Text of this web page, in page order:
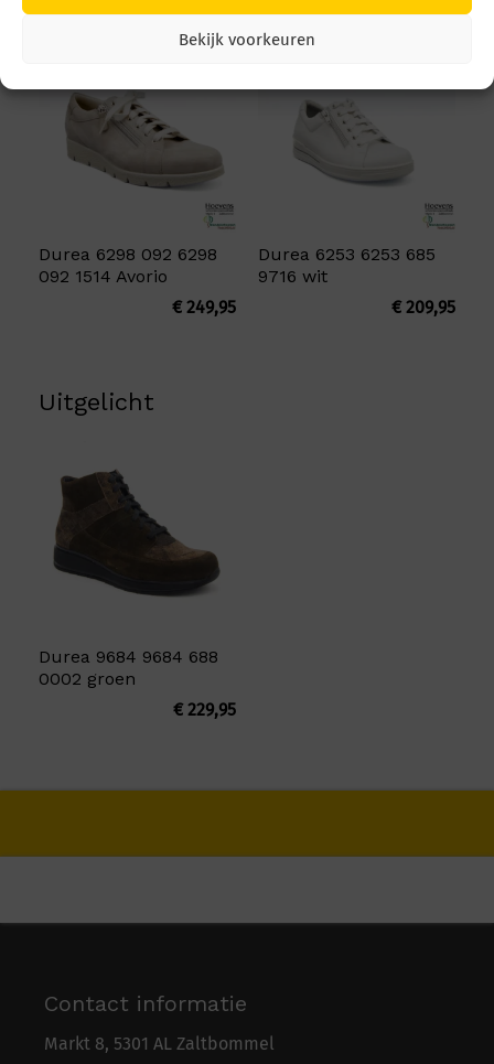
Bekijk voorkeuren
Durea 6298 092 6298
092 1514 Avorio
€249,95
Durea 6253 6253 685
9716 wit
€209,95
Uitgelicht
Durea 9684 9684 688
0002 groen
€229,95
Contact informatie
Markt 8, 5301 AL Zaltbommel